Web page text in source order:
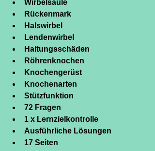
Wirbelsäule
Rückenmark
Halswirbel
Lendenwirbel
Haltungsschäden
Röhrenknochen
Knochengerüst
Knochenarten
Stützfunktion
72 Fragen
1 x Lernzielkontrolle
Ausführliche Lösungen
17 Seiten